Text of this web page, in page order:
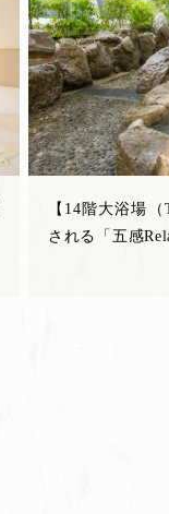
【14階大浴場
される「五感